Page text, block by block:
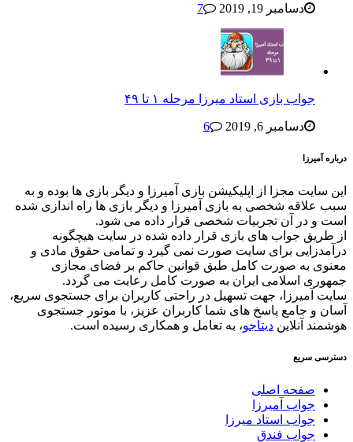
دسامبر 19, 2019 7
جواب بازی استاد میرزا مرحله ۱ تا ۴۹
دسامبر 6, 2019 6
درباره آمیرزا
این سایت مجزا از اپلیکیشن بازی آمیرزا و دیگر بازی ها بوده و به
سبب علاقه شخصی به بازی آمیرزا و دیگر بازی ها راه اندازی شده
است و در آن تجربیات شخصی قرار داده می شود.
از طریق جواب های بازی قرار داده شده در سایت هیچگونه
درآمدزایی برای سایت صورت نمی گیرد و تمامی حقوق مادی و
معنوی به صورت کامل طبق قوانین حاکم بر فضای مجازی
جمهوری اسلامی ایران به صورت کامل رعایت می گردد.
سایت آمیرزا، جهت تسهیل در راحتی کاربران برای جستجوی سریع،
آسان و جامع پاسخ های شما کاربران عزیز، با موتور جستجوی
هوشمند آنلاین دیتاجو، به تعامل و همکاری رسیده است.
دسترسی سریع
صفحه اصلی
جواب آمیرزا
جواب استاد میرزا
جواب فندق